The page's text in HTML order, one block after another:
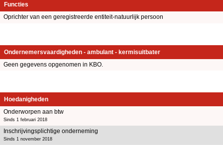
Functies
Oprichter van een geregistreerde entiteit-natuurlijk persoon
Ondernemersvaardigheden - ambulant - kermisuitbater
Geen gegevens opgenomen in KBO.
Hoedanigheden
Onderworpen aan btw
Sinds 1 februari 2018
Inschrijvingsplichtige onderneming
Sinds 1 november 2018